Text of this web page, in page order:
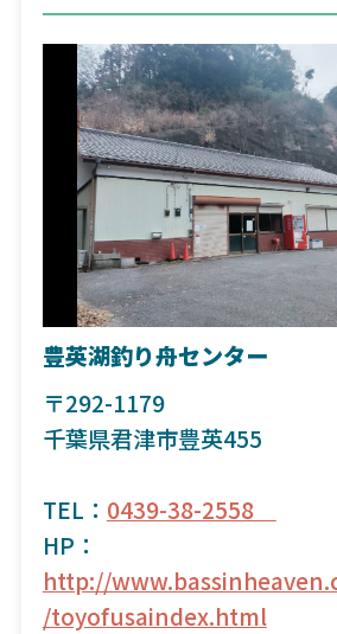
豊英湖釣り舟センター
〒292-1179
千葉県君津市豊英455
TEL： 0439-38-2558
HP：
http://
/toyofusaindex.html